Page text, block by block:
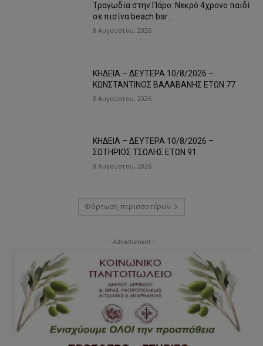
Τραγωδία στην Πάρο: Νεκρό 4χρονο παιδί
σε πισίνα beach bar…
8 Αυγούστου, 2026
ΚΗΔΕΙΑ – ΔΕΥΤΕΡΑ 10/8/2026 –
ΚΩΝΣΤΑΝΤΙΝΟΣ ΒΑΛΑΒΑΝΗΣ ΕΤΩΝ 77
8 Αυγούστου, 2026
ΚΗΔΕΙΑ – ΔΕΥΤΕΡΑ 10/8/2026 –
ΣΩΤΗΡΙΟΣ ΤΣΩΛΗΣ ΕΤΩΝ 91
8 Αυγούστου, 2026
Φόρτωση περισσοτέρων
- Advertisment -